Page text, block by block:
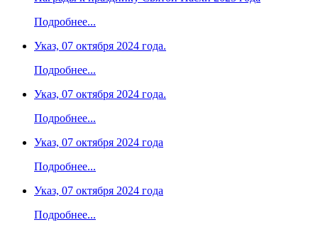
Подробнее...
Указ, 07 октября 2024 года.
Подробнее...
Указ, 07 октября 2024 года.
Подробнее...
Указ, 07 октября 2024 года
Подробнее...
Указ, 07 октября 2024 года
Подробнее...